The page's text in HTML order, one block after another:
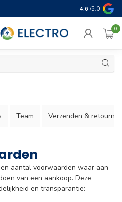
Geld terug
4.6 /5.0
0
Team Verzenden &
aantal voorwaarden waar aan
van een aankoop. Deze
en transparantie: